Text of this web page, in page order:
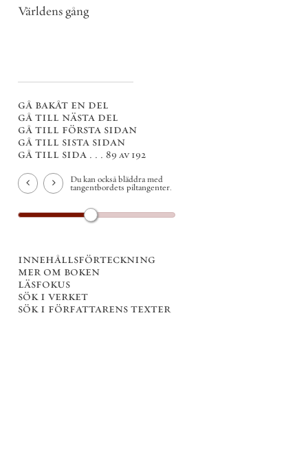
Världens gång
gå bakåt en del
gå till nästa del
gå till första sidan
gå till sista sidan
gå till sida . . . 89 av 192
Du kan också bläddra med
tangentbordets piltangenter.
innehållsförteckning
mer om boken
läsfokus
sök i verket
sök i författarens texter